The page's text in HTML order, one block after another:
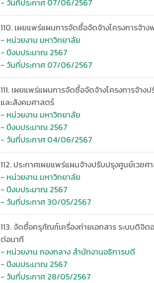
110. เผยแพร่แผนการจัดซื้อจัดจ้างโครงการจ้า
- หน่วยงาน มหาวิทยาลัย
- ปีงบประมาณ 2567
- วันที่ประกาศ 07/06/2567
111. เผยแพร่แผนการจัดซื้อจัดจ้างโครงการจ้า
และสังคมศาสตร์
- หน่วยงาน มหาวิทยาลัย
- ปีงบประมาณ 2567
- วันที่ประกาศ 04/06/2567
112. ประกาศเผยแพร่แผนจ้างปรับปรุงศูนย์เว
- หน่วยงาน มหาวิทยาลัย
- ปีงบประมาณ 2567
- วันที่ประกาศ 30/05/2567
113. จัดซื้อครุภัณฑ์เครื่องถ่ายเอกสาร ระบบดิจิ
ต่อนาที
- หน่วยงาน กองกลาง สำนักงานอธิการบดี
- ปีงบประมาณ 2567
- วันที่ประกาศ 28/05/2567